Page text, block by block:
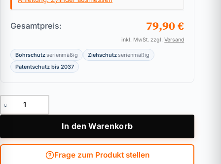
Gesamtpreis: 79,90 €
inkl. MwSt. zzgl.Versand
Bohrschutzserienmäßig Ziehschutzserienmäßig
Patentschutz bis 2037
Hebelzylinder ABUS Bravus.3500 MX Magnet - für
In den Warenkorb
Frage zum Produkt stellen